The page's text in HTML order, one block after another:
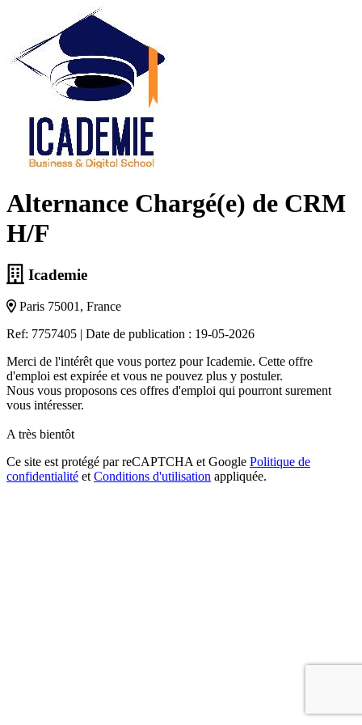
Alternance Chargé(e) de CRM
H/F
Icademie
Paris 75001, France
Ref: 7757405 | Date de publication : 19-05-2026
Merci de l'intérêt que vous portez pour Icademie. Cette offre
d'emploi est expirée et vous ne pouvez plus y postuler.
Nous vous proposons ces offres d'emploi qui pourront surement
vous intéresser.
A très bientôt
Ce site est protégé par reCAPTCHA et Google Politique de
confidentialité et Conditions d'utilisation appliquée.